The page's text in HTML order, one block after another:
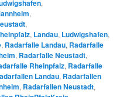
,
,
,
, Landau, Ludwigshafen,
, Radarfalle Landau, Radarfalle
, Radarfalle Neustadt,
Rheinpfalz, Radarfalle
Landau, Radarfallen
, Radarfallen Neustadt,